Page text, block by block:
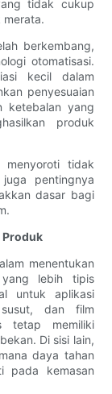
tidak cukup
berkembang,
otomatisasi.
kecil dalam
penyesuaian
ketebalan yang
produk
tidak
pentingnya
dasar bagi
Produk
menentukan
lebih tipis
untuk aplikasi
dan film
tetap memiliki
Di sisi lain,
daya tahan
pada kemasan